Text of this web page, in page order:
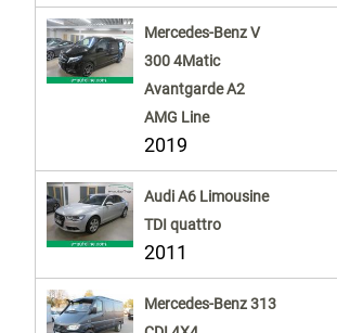
Mercedes-Benz V
300 4Matic
Avantgarde A2
AMG Line
2019
Audi A6 Limousine
TDI quattro
2011
Mercedes-Benz 313